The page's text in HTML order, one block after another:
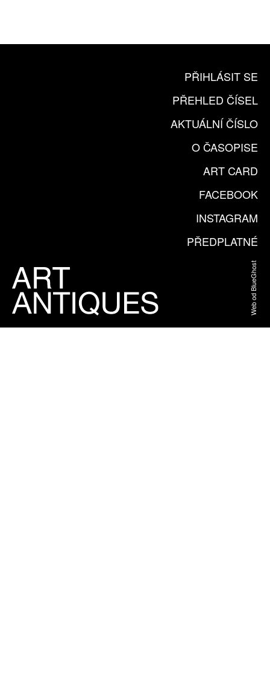
PŘIHLÁSIT SE
PŘEHLED ČÍSEL
AKTUÁLNÍ ČÍSLO
O ČASOPISE
ART CARD
FACEBOOK
INSTAGRAM
PŘEDPLATNÉ
Web od BlueGhost